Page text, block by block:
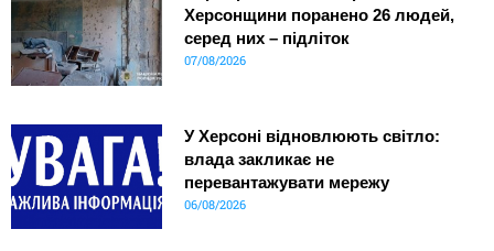
Херсонщини поранено 26 людей,
серед них – підліток
07/08/2026
У Херсоні відновлюють світло:
влада закликає не
перевантажувати мережу
06/08/2026